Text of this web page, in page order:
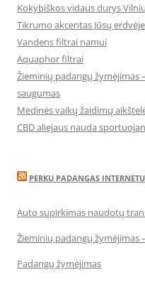
Kokybiškos vidaus durys
Tikrumo akcentas Jūsų
Vandens filtrai namui
Aquaphor filtrai
Žieminių padangų
saugumas
Medinės vaikų žaidimų
CBD aliejaus nauda
PERKU PADANGAS INTERNETU
Auto supirkimas naudotų
Žieminių padangų žymėjimas
Padangų žymėjimas